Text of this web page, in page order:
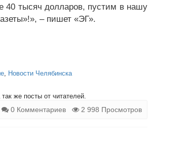
40 тысяч долларов, пустим в нашу
– пишет «ЭГ».
, Новости Челябинска
же посты от читателей.
0 Комментариев 2 998 Просмотров